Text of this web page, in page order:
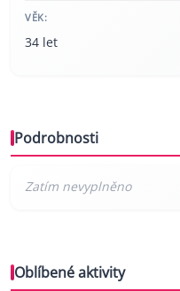
VĚK:
34 let
Podrobnosti
Oblíbené aktivity